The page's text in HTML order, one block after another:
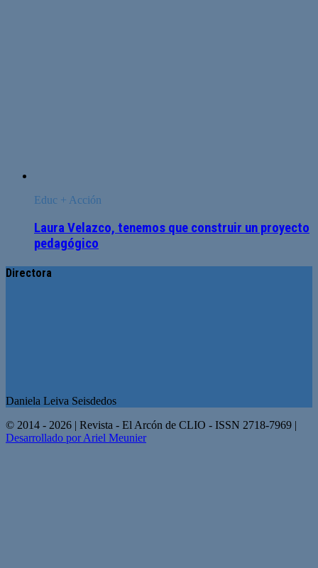
Educ + Acción
Laura Velazco, tenemos que construir un proyecto
pedagógico
Directora
Daniela Leiva Seisdedos
© 2014 - 2026 | Revista - El Arcón de CLIO - ISSN 2718-7969 |
Desarrollado por Ariel Meunier